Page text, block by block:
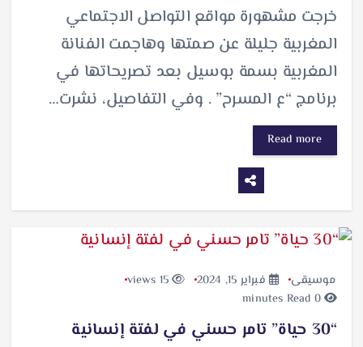
خرجت مشهورة مواقع التواصل الاجتماعي
المغربية جليلة عن صمتها وهاجمت الفنانة
المغربية بسمة بوسيل بعد تصريحاتها في
برنامج “ع المسرح” . وفي التفاصيل، نشرت…
Read more
موسيقى فبراير 15, 2024
15 views
0 minutes Read
“30 حياة” تامر حسني في لفتة إنسانية